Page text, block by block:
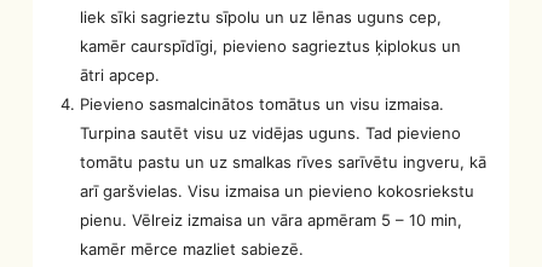
liek sīki sagrieztu sīpolu un uz lēnas uguns cep,
kamēr caurspīdīgi, pievieno sagrieztus ķiplokus un
ātri apcep.
Pievieno sasmalcinātos tomātus un visu izmaisa.
Turpina sautēt visu uz vidējas uguns. Tad pievieno
tomātu pastu un uz smalkas rīves sarīvētu ingveru, kā
arī garšvielas. Visu izmaisa un pievieno kokosriekstu
pienu. Vēlreiz izmaisa un vāra apmēram 5 – 10 min,
kamēr mērce mazliet sabiezē.